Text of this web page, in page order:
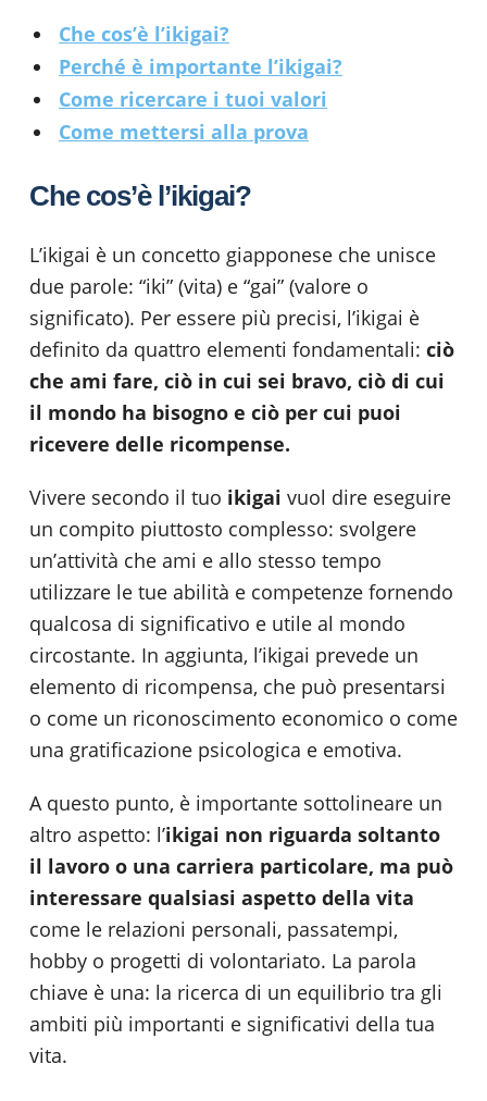
Che cos’è l’ikigai?
Perché è importante l’ikigai?
Come ricercare i tuoi valori
Come mettersi alla prova
Che cos’è l’ikigai?
L’ikigai è un concetto giapponese che unisce
due parole: “iki” (vita) e “gai” (valore o
significato). Per essere più precisi, l’ikigai è
definito da quattro elementi fondamentali: ciò
che ami fare, ciò in cui sei bravo, ciò di cui
il mondo ha bisogno e ciò per cui puoi
ricevere delle ricompense.
Vivere secondo il tuo ikigai vuol dire eseguire
un compito piuttosto complesso: svolgere
un’attività che ami e allo stesso tempo
utilizzare le tue abilità e competenze fornendo
qualcosa di significativo e utile al mondo
circostante. In aggiunta, l’ikigai prevede un
elemento di ricompensa, che può presentarsi
o come un riconoscimento economico o come
una gratificazione psicologica e emotiva.
A questo punto, è importante sottolineare un
altro aspetto: l’ikigai non riguarda soltanto
il lavoro o una carriera particolare, ma può
interessare qualsiasi aspetto della vita
come le relazioni personali, passatempi,
hobby o progetti di volontariato. La parola
chiave è una: la ricerca di un equilibrio tra gli
ambiti più importanti e significativi della tua
vita.